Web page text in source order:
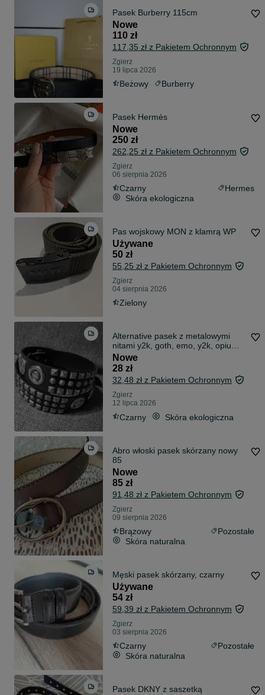
Pasek Burberry 115cm
Nowe
110 zł
117,35 zł z Pakietem Ochronnym
Zgierz
19 lipca 2026
Beżowy Burberry
Pasek Hermès
Nowe
250 zł
262,25 zł z Pakietem Ochronnym
Zgierz
06 sierpnia 2026
Czarny
Hermes
Skóra ekologiczna
Pas wojskowy MON z klamrą WP
Używane
50 zł
55,25 zł z Pakietem Ochronnym
Zgierz
04 sierpnia 2026
Zielony
Alternative pasek z metalowymi
nitami y2k, goth, emo, y2k, opium,
vintage, swag, metal, punk,
aesthetic, fairy, drip
Nowe
28 zł
32,48 zł z Pakietem Ochronnym
Zgierz
12 lipca 2026
Czarny Skóra ekologiczna
Abro włoski pasek skórzany nowy
85
Nowe
85 zł
91,48 zł z Pakietem Ochronnym
Zgierz
09 sierpnia 2026
Brązowy
Pozostałe
Skóra naturalna
Męski pasek skórzany, czarny
Używane
54 zł
59,39 zł z Pakietem Ochronnym
Zgierz
03 sierpnia 2026
Czarny
Pozostałe
Skóra naturalna
Pasek DKNY z saszetką